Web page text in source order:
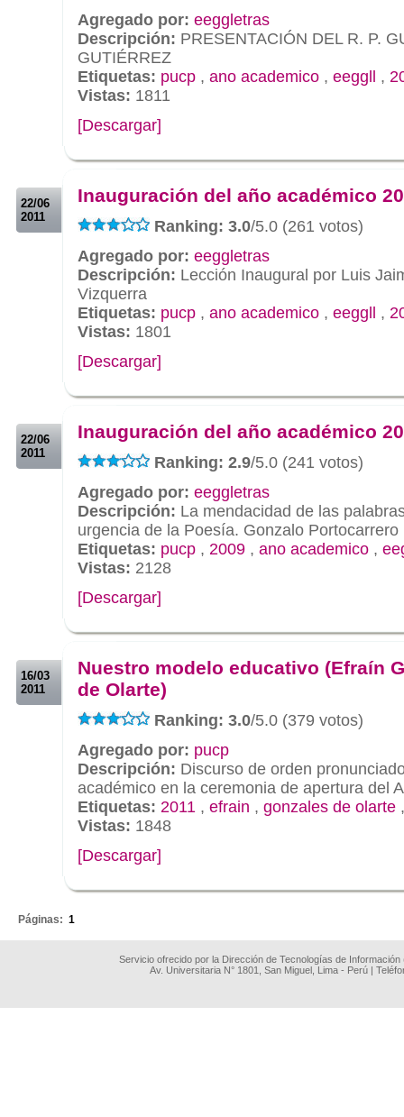
Agregado por: eeggletras
Descripción: PRESENTACIÓN DEL R. P.
GUTIÉRREZ
Etiquetas: pucp , ano academico , eeggll ,
Vistas: 1811
[Descargar]
22/06
2011
Inauguración del año académico
Ranking: 3.0/5.0 (261 votos)
Agregado por: eeggletras
Descripción: Lección Inaugural por Luis
Vizquerra
Etiquetas: pucp , ano academico , eeggll ,
Vistas: 1801
[Descargar]
22/06
2011
Inauguración del año académico
Ranking: 2.9/5.0 (241 votos)
Agregado por: eeggletras
Descripción: La mendacidad de las
urgencia de la Poesía. Gonzalo Portocarrero
Etiquetas: pucp , 2009 , ano academico ,
Vistas: 2128
[Descargar]
16/03
2011
Nuestro modelo educativo (Efraín
de Olarte)
Ranking: 3.0/5.0 (379 votos)
Agregado por: pucp
Descripción: Discurso de orden
académico en la ceremonia de apertura del
Etiquetas: 2011 , efrain , gonzales de olarte
Vistas: 1848
[Descargar]
Páginas: 1
Servicio ofrecido por la Dirección de Tecnologías de
Av. Universitaria N° 1801, San Miguel, Lima - Perú |